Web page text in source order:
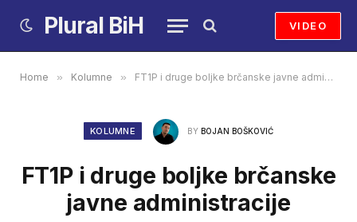
Plural BiH VIDEO
Home » Kolumne » FT1P i druge boljke brčanske javne administracije
KOLUMNE BY BOJAN BOŠKOVIĆ
FT1P i druge boljke brčanske
javne administracije